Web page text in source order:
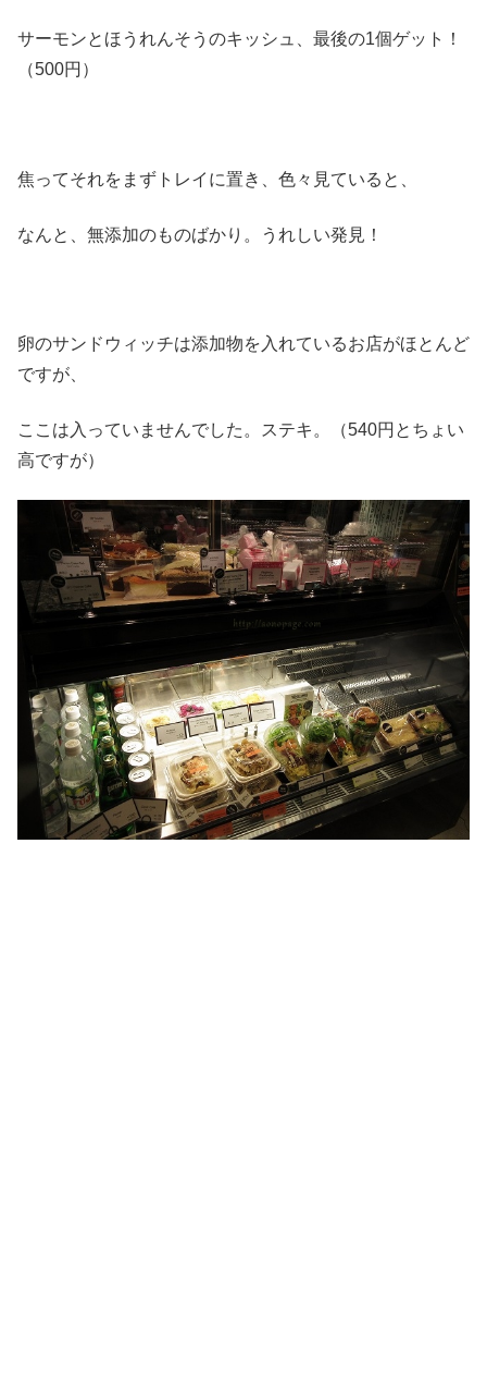
サーモンとほうれんそうのキッシュ、最後の1個ゲット！
（500円）
焦ってそれをまずトレイに置き、色々見ていると、
なんと、無添加のものばかり。うれしい発見！
卵のサンドウィッチは添加物を入れているお店がほとんど
ですが、
ここは入っていませんでした。ステキ。（540円とちょい
高ですが）